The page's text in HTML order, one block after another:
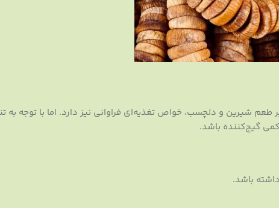
شیرین و دلچسب، خواص تغذیه‌ای فراوانی نیز دارد. اما با توجه به
گیج‌کننده باشد.
باشد.